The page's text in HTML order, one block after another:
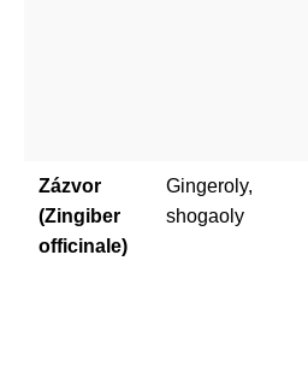
Zázvor
(Zingiber
officinale)
Gingeroly,
shogaoly